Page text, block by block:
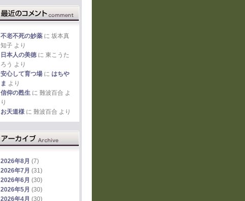
不老不死の妙薬 に 坂本真
知子 より
日本人の美徳に 東こうた
ろう より
安心して育つ場 に はちや
ま より
信仰の甦生 に 難波百合 よ
り
お天道様 に 難波百合 より
2026年8月 (7)
2026年7月 (31)
2026年6月 (30)
2026年5月 (30)
2026年4月 (30)